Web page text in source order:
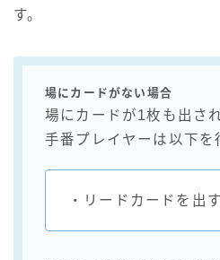
す。
場にカードがない場合
場にカードが1枚も出さ
手番プレイヤーは以下を
・リードカードを出す